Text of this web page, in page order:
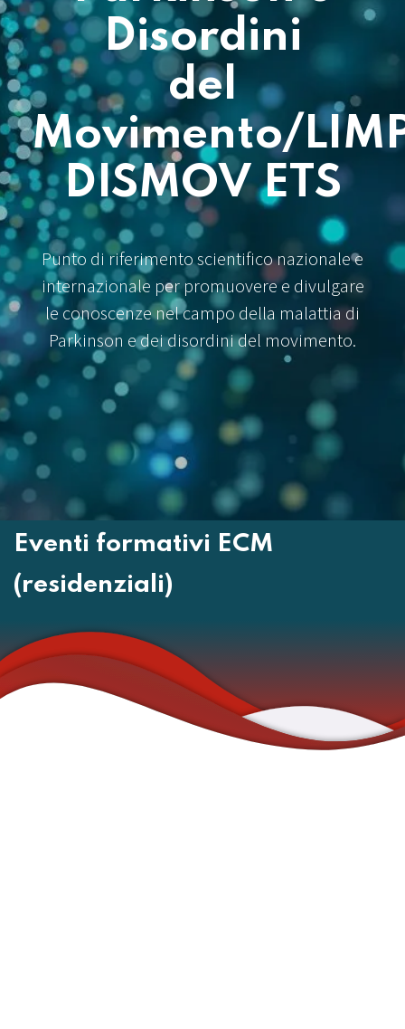
Disordini
del
Movimento/
DISMOV ETS
Punto di riferimento scientifico nazionale e
internazionale per promuovere e divulgare
le conoscenze nel campo della malattia di
Parkinson e dei disordini del movimento.
Eventi formativi ECM
(residenziali)